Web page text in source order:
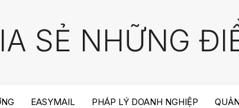
SẺ NHỮNG
EASYMAIL PHÁP LÝ DOANH NGHIỆP